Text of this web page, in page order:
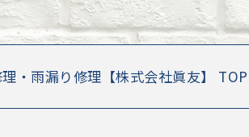
・雨漏り修理【株式会社眞友】